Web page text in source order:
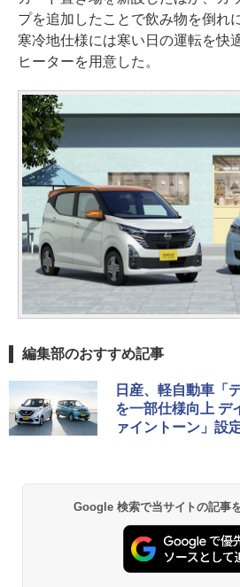
プを追加したことで飲み物を倒れ
寒冷地仕様には寒い日の運転を快
ヒーターを用意した。
編集部のおすすめ記事
日産、軽自動車「
を一部仕様向上 デ
ァイントーン」設
Google 検索で当サイトの記事